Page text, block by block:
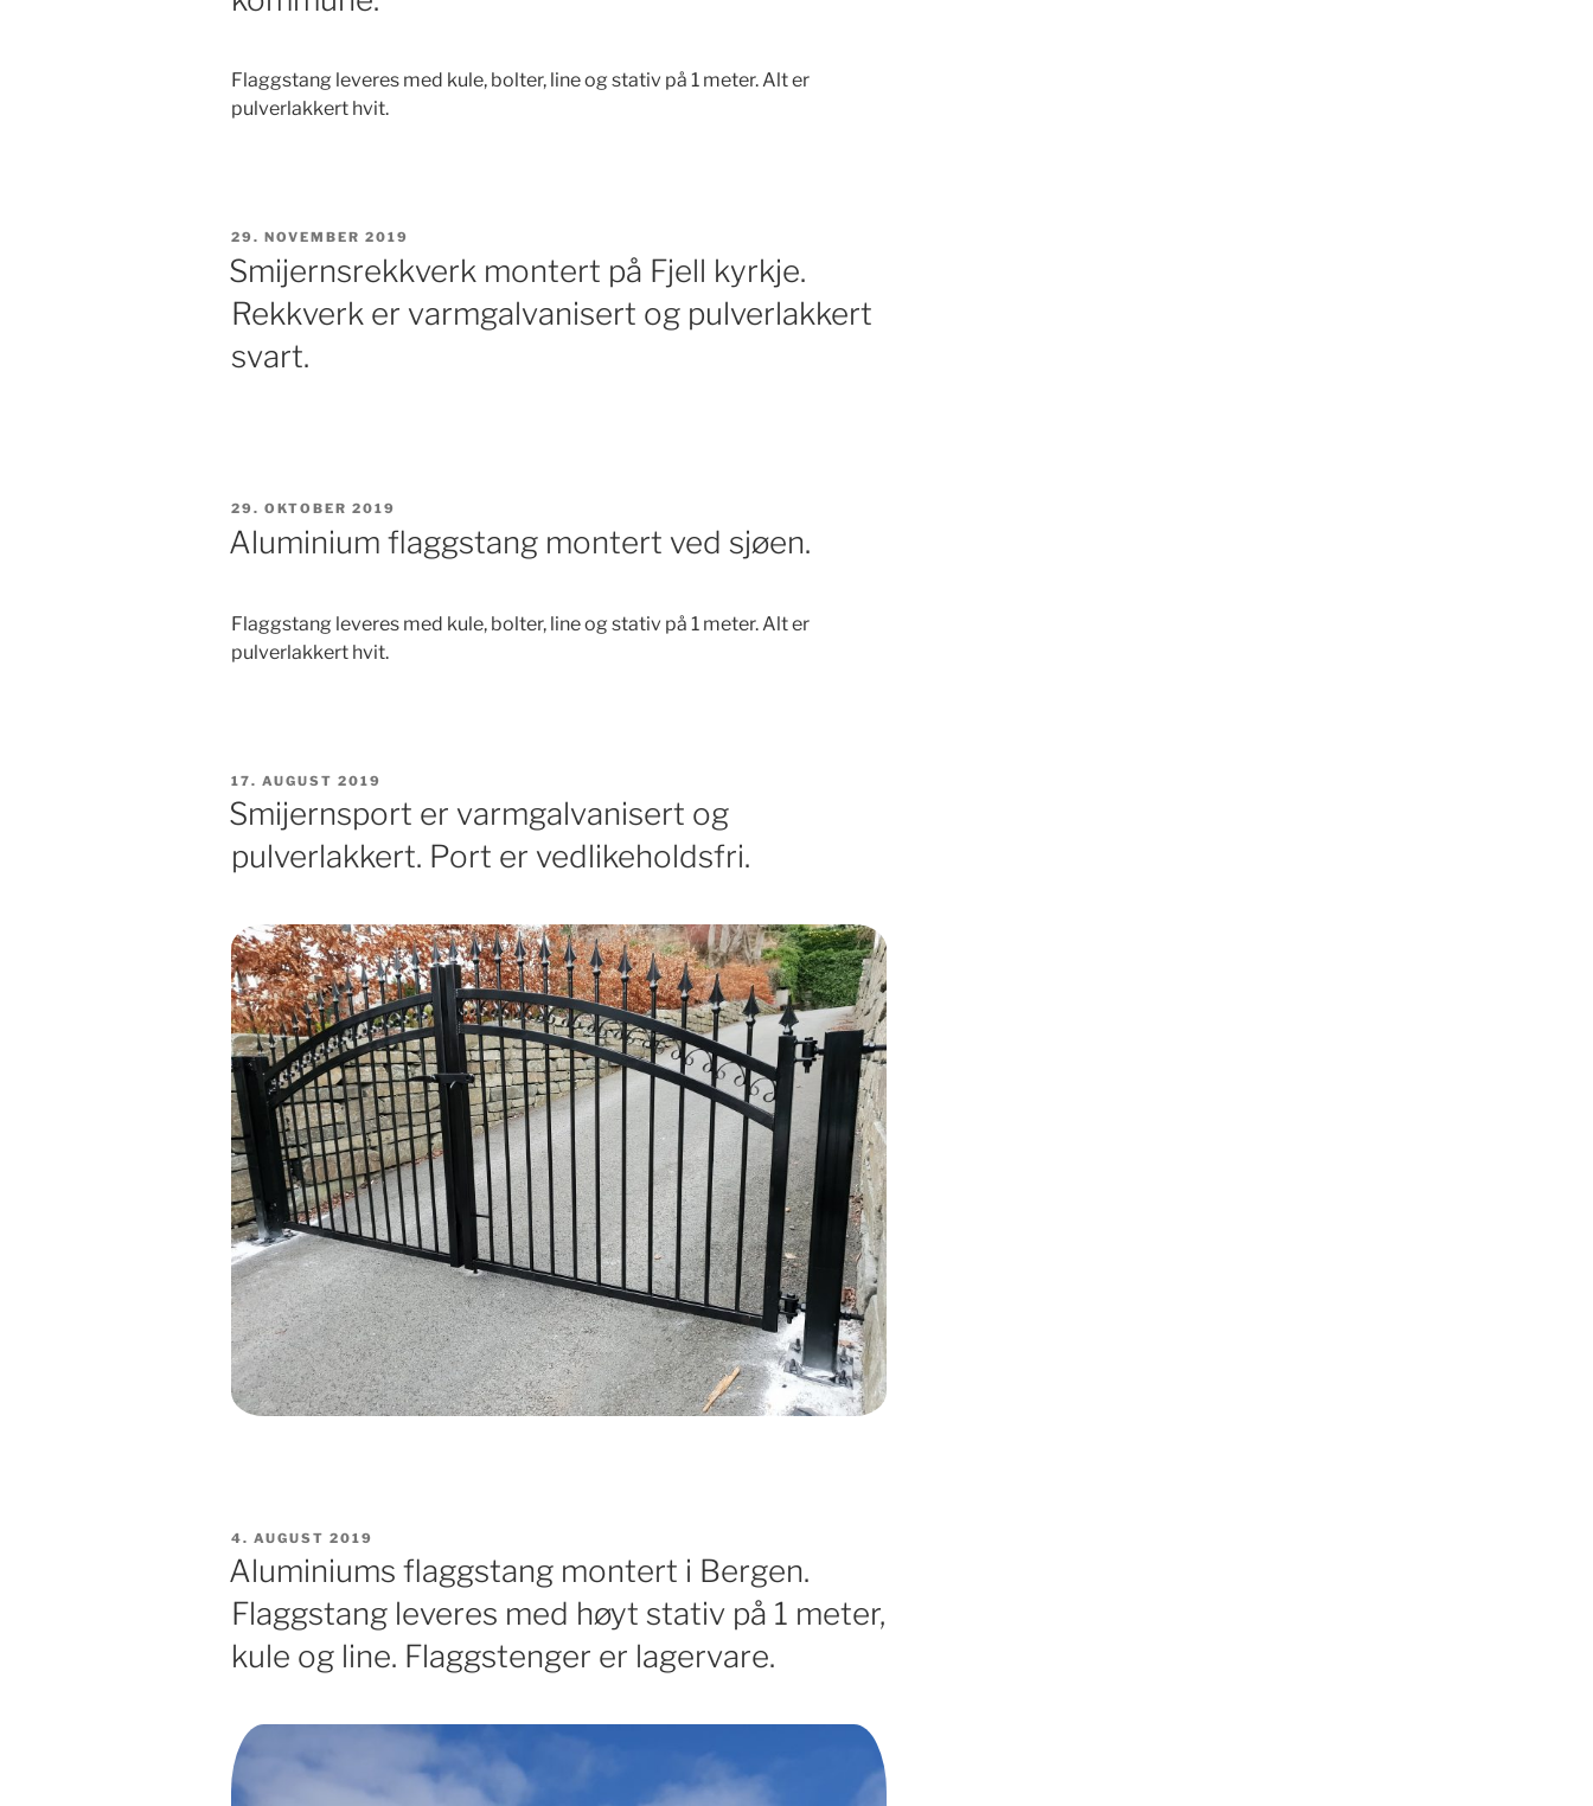
Flaggstang leveres med kule, bolter, line og stativ på 1 meter. Alt er
pulverlakkert hvit.
PUBLISERT
29. NOVEMBER 2019
Smijernsrekkverk montert på Fjell kyrkje.
Rekkverk er varmgalvanisert og pulverlakkert
svart.
PUBLISERT
29. OKTOBER 2019
Aluminium flaggstang montert ved sjøen.
Flaggstang leveres med kule, bolter, line og stativ på 1 meter. Alt er
pulverlakkert hvit.
PUBLISERT
17. AUGUST 2019
Smijernsport er varmgalvanisert og
pulverlakkert. Port er vedlikeholdsfri.
PUBLISERT
4. AUGUST 2019
Aluminiums flaggstang montert i Bergen.
Flaggstang leveres med høyt stativ på 1 meter,
kule og line. Flaggstenger er lagervare.